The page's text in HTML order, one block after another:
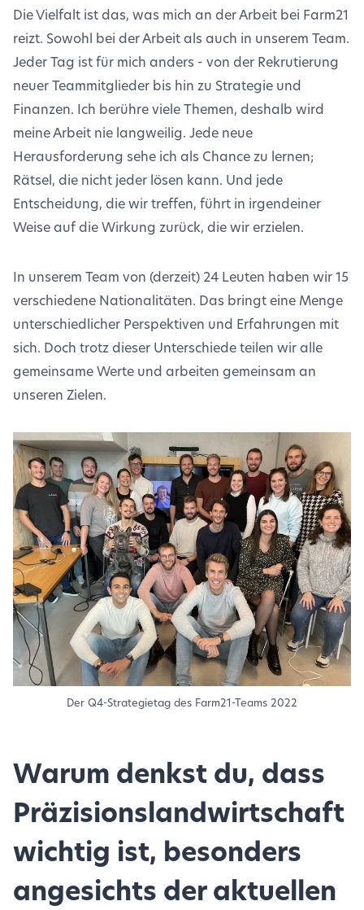
Die Vielfalt ist das, was mich an der Arbeit bei Farm21
reizt. Sowohl bei der Arbeit als auch in unserem Team.
Jeder Tag ist für mich anders - von der Rekrutierung
neuer Teammitglieder bis hin zu Strategie und
Finanzen. Ich berühre viele Themen, deshalb wird
meine Arbeit nie langweilig. Jede neue
Herausforderung sehe ich als Chance zu lernen;
Rätsel, die nicht jeder lösen kann. Und jede
Entscheidung, die wir treffen, führt in irgendeiner
Weise auf die Wirkung zurück, die wir erzielen.
In unserem Team von (derzeit) 24 Leuten haben wir 15
verschiedene Nationalitäten. Das bringt eine Menge
unterschiedlicher Perspektiven und Erfahrungen mit
sich. Doch trotz dieser Unterschiede teilen wir alle
gemeinsame Werte und arbeiten gemeinsam an
unseren Zielen.
Der Q4-Strategietag des Farm21-Teams 2022
Warum denkst du, dass
Präzisionslandwirtschaft
wichtig ist, besonders
angesichts der aktuellen